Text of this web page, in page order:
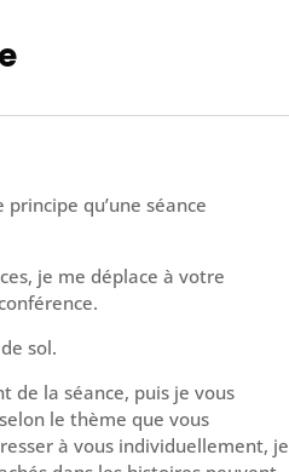
qu’une séance
je me déplace à votre
sol.
de la séance, puis je vous
le thème que vous
à vous individuellement, je